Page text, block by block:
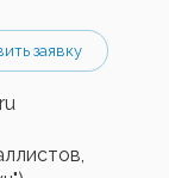
заявку